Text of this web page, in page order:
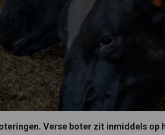
Verse boter zit inmiddels op